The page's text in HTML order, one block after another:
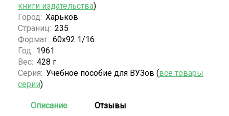
книги издательства)
Город: Харьков
Страниц: 235
Формат: 60х92 1/16
Год: 1961
Вес: 428 г
Серия: Учебное пособие для ВУЗов (все товары
серии)
Описание Отзывы